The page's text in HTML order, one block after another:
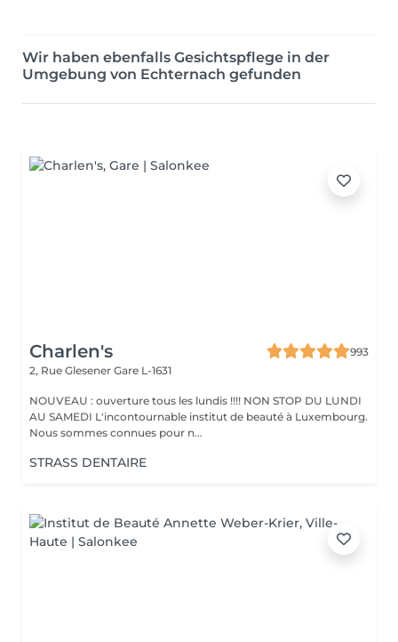
Wir haben ebenfalls Gesichtspflege in der
Umgebung von Echternach gefunden
Charlen's
993
2, Rue Glesener Gare L-1631
NOUVEAU : ouverture tous les lundis !!!! NON STOP DU LUNDI
AU SAMEDI L'incontournable institut de beauté à Luxembourg.
Nous sommes connues pour n...
STRASS DENTAIRE